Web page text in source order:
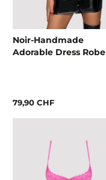
Noir-Handmade
Adorable Dress Robe
79,90 CHF